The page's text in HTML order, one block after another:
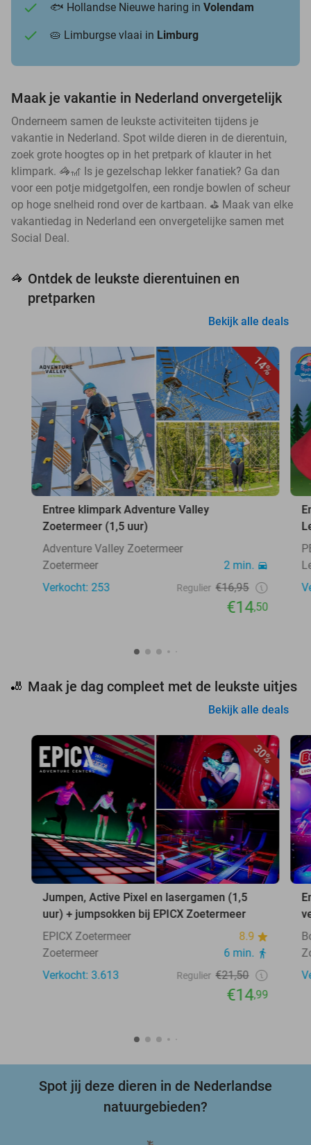
🐟 Hollandse Nieuwe haring in Volendam
🥧 Limburgse vlaai in Limburg
Maak je vakantie in Nederland onvergetelijk
Onderneem samen de leukste activiteiten tijdens je
vakantie in Nederland. Spot wilde dieren in de dierentuin,
zoek grote hoogtes op in het pretpark of klauter in het
klimpark. 🦓🎢 Is je gezelschap lekker fanatiek? Ga dan
voor een potje midgetgolfen, een rondje bowlen of scheur
op hoge snelheid rond over de kartbaan. ⛳ Maak van elke
vakantiedag in Nederland een onvergetelijke samen met
Social Deal.
🦓 Ontdek de leukste dierentuinen en
pretparken
Bekijk alle deals
14%
Entree klimpark Adventure Valley
Zoetermeer (1,5 uur)
Adventure Valley Zoetermeer
Zoetermeer
2 min.
Verkocht: 253
Regulier €16,95
€14,50
🎳 Maak je dag compleet met de leukste uitjes
Bekijk alle deals
30%
Jumpen, Active Pixel en lasergamen (1,5
uur) + jumpsokken bij EPICX Zoetermeer
EPICX Zoetermeer
8.9
Zoetermeer
6 min.
Verkocht: 3.613
Regulier €21,50
€14,99
Spot jij deze dieren in de Nederlandse
natuurgebieden?